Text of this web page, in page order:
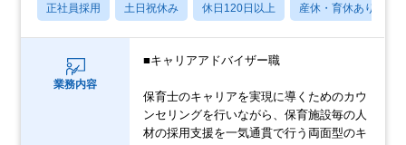
正社員採用 土日祝休み 休日120日以上 産休・育休あり
業務内容
■キャリアアドバイザー職
保育士のキャリアを実現に導くためのカウ
ンセリングを行いながら、保育施設毎の人
材の採用支援を一気通貫で行う両面型のキ